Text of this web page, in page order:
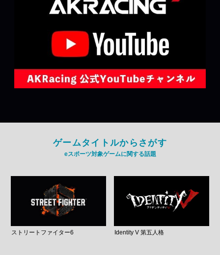
ゲームタイトルからさがす
eスポーツ対象ゲームに関する話題
ストリートファイター6 Identity V 第五人格